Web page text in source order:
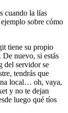
cuando la lías
sobre cómo
tiene su propio
nuevo, si estás
del servidor se
tendrás que
local… oh, vaya,
y no te dejan
luego qué tíos